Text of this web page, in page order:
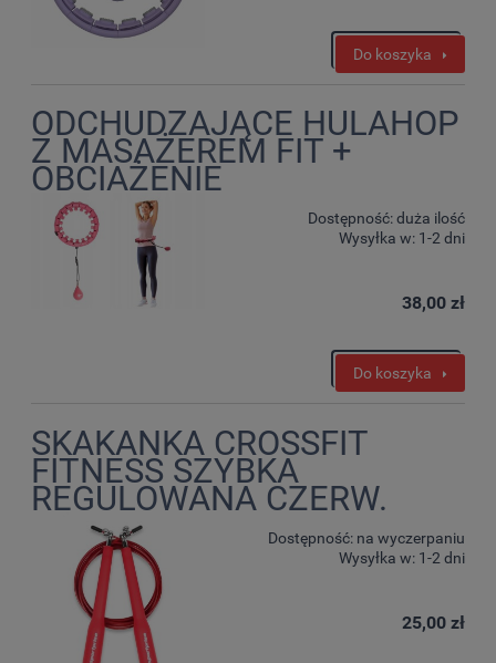
Do koszyka
ODCHUDZAJĄCE HULAHOP
Z MASAŻEREM FIT +
OBCIAŻENIE
Dostępność:duża ilość
Wysyłka w: 1-2 dni
38,00 zł
Do koszyka
SKAKANKA CROSSFIT
FITNESS SZYBKA
REGULOWANA CZERW.
Dostępność: na wyczerpaniu
Wysyłka w: 1-2 dni
25,00 zł